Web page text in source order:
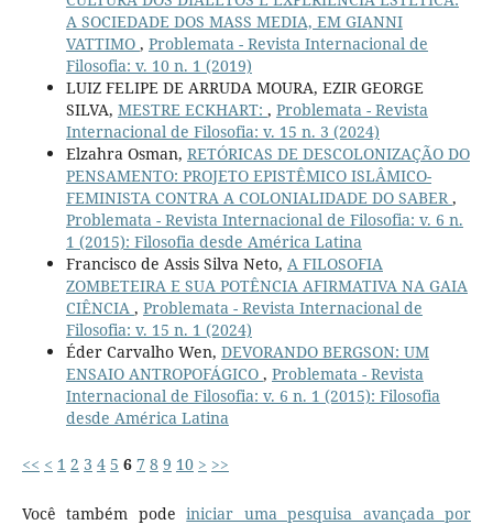
A SOCIEDADE DOS MASS MEDIA, EM GIANNI
VATTIMO , Problemata - Revista Internacional de
Filosofia: v. 10 n. 1 (2019)
LUIZ FELIPE DE ARRUDA MOURA, EZIR GEORGE
SILVA, MESTRE ECKHART: , Problemata - Revista
Internacional de Filosofia: v. 15 n. 3 (2024)
Elzahra Osman, RETÓRICAS DE DESCOLONIZAÇÃO DO
PENSAMENTO: PROJETO EPISTÊMICO ISLÂMICO-
FEMINISTA CONTRA A COLONIALIDADE DO SABER,
Problemata - Revista Internacional de Filosofia: v. 6 n.
1 (2015): Filosofia desde América Latina
Francisco de Assis Silva Neto, A FILOSOFIA
ZOMBETEIRA E SUA POTÊNCIA AFIRMATIVA NA GAIA
CIÊNCIA , Problemata - Revista Internacional de
Filosofia: v. 15 n. 1 (2024)
Éder Carvalho Wen, DEVORANDO BERGSON: UM
ENSAIO ANTROPOFÁGICO , Problemata - Revista
Internacional de Filosofia: v. 6 n. 1 (2015): Filosofia
desde América Latina
<< < 1 2 3 4 5 6 7 8 9 10 > >>
Você também podeiniciar uma pesquisa avançada por